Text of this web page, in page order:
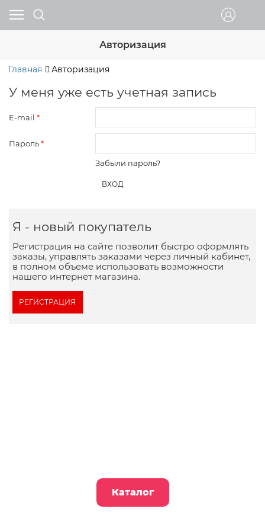
Авторизация
Главная Авторизация
У меня уже есть учетная запись
E-mail
Пароль
Забыли пароль?
Я - новый покупатель
Регистрация на сайте позволит быстро оформлять
заказы, управлять заказами через личный кабинет,
в полном объеме использовать возможности
нашего интернет магазина.
РЕГИСТРАЦИЯ
Каталог